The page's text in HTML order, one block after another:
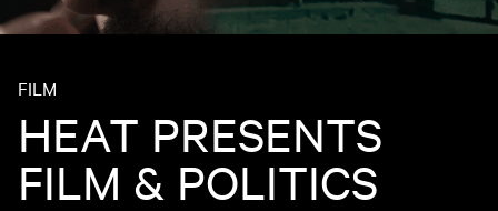
FILM
HEAT PRESENTS
FILM & POLITICS